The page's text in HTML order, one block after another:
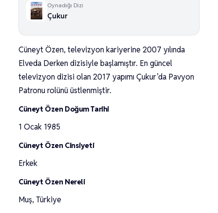
Oynadığı Dizi
Çukur
Cüneyt Özen, televizyon kariyerine 2007 yılında
Elveda Derken dizisiyle başlamıştır. En güncel
televizyon dizisi olan 2017 yapımı Çukur’da Pavyon
Patronu rolünü üstlenmiştir.
Cüneyt Özen Doğum Tarihi
1 Ocak 1985
Cüneyt Özen Cinsiyeti
Erkek
Cüneyt Özen Nereli
Muş, Türkiye